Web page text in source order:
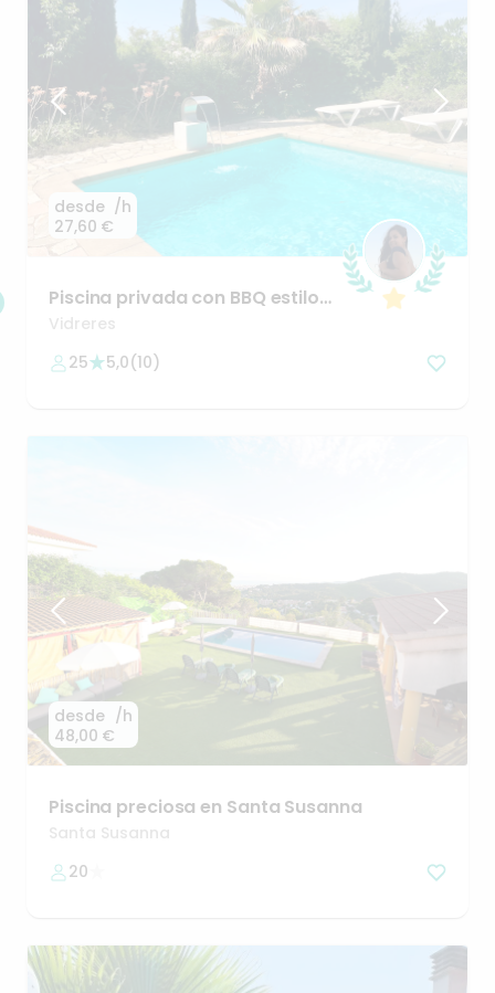
desde
27,60 €
/h
Piscina privada con BBQ estilo
mediterráneo
Vidreres
25
5,0(10)
desde
48,00 €
/h
Piscina preciosa en Santa Susanna
Santa Susanna
20